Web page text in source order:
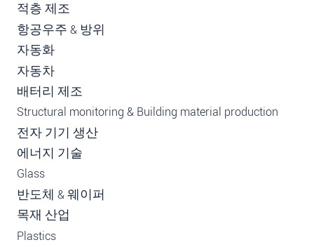
적층 제조
항공우주 & 방위
자동화
자동차
배터리 제조
Structural monitoring & Building material production
전자 기기 생산
에너지 기술
Glass
반도체 & 웨이퍼
목재 산업
Plastics